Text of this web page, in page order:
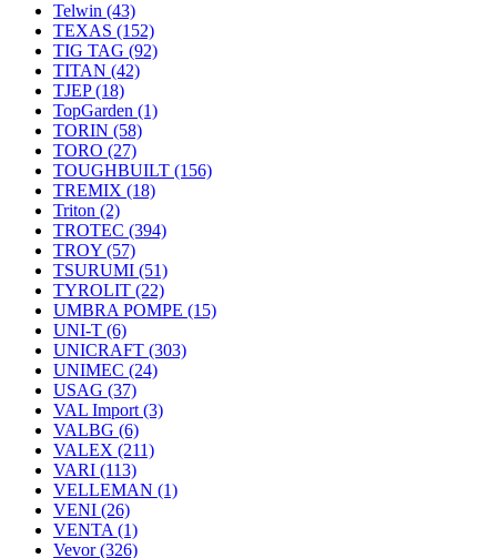
Telwin (43)
TEXAS (152)
TIG TAG (92)
TITAN (42)
TJEP(18)
TopGarden (1)
TORIN (58)
TORO (27)
TOUGHBUILT (156)
TREMIX (18)
Triton (2)
TROTEC (394)
TROY (57)
TSURUMI (51)
TYROLIT (22)
UMBRA POMPE (15)
UNI-T (6)
UNICRAFT (303)
UNIMEC (24)
USAG (37)
VAL Import (3)
VALBG (6)
VALEX (211)
VARI (113)
VELLEMAN (1)
VENI (26)
VENTA (1)
Vevor(326)